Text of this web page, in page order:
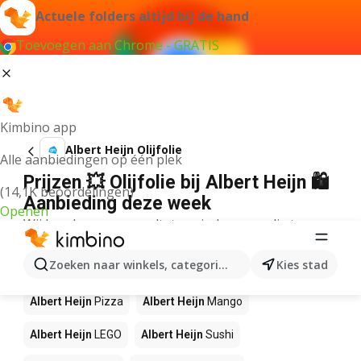
Actuele folders altijd bij de hand
Toevoegen aan Chrome - GRATIS
Kimbino app
Alle aanbiedingen op één plek
(14,1K beoordelingen)
Openen
Zoeken naar winkels, categorieën, producten...
Kies stad
Albert Heijn Olijfolie
Prijzen 💥 Olijfolie bij Albert Heijn 🛍️
Aanbieding deze week
Wij konden geen resultaten vinden voor die term.
Andere producten in winkels Albert
Heijn
Albert Heijn Pizza Albert Heijn Mango
Albert Heijn LEGO Albert Heijn Sushi